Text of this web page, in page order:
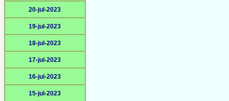
20-jul-2023
19-jul-2023
18-jul-2023
17-jul-2023
16-jul-2023
15-jul-2023